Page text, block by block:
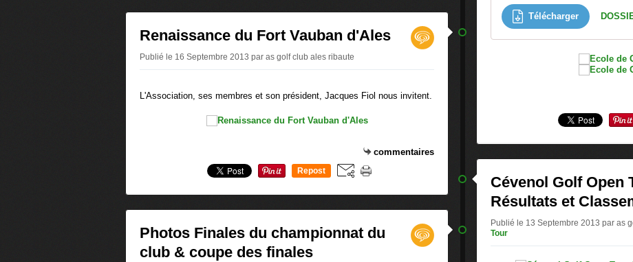
Renaissance du Fort Vauban d'Ales
Publié le 16 Septembre 2013 par as golf club ales ribaute
L'Association, ses membres et son président, Jacques Fiol nous invitent.
commentaires
Repost
Photos Finales du championnat du
club & coupe des finales
Télécharger
Cévenol Golf Open
Résultats et
Publié le 13 Septembre 2013 par as
Tour